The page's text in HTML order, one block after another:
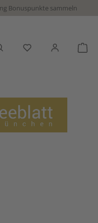
Bonuspunkte sammeln
anzeigen
Du hast 0